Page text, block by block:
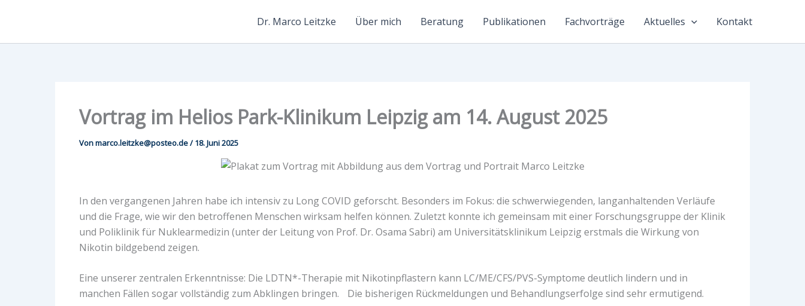
Dr. Marco Leitzke Über mich Beratung Publikationen Fachvorträge Aktuelles Kontakt
Vortrag im Helios Park-Klinikum Leipzig am 14. August 2025
Vonmarco.leitzke@posteo.de/18. Juni 2025
In den vergangenen Jahren habe ich intensiv zu Long COVID geforscht. Besonders im Fokus: die schwerwiegenden, langanhaltenden Verläufe
und die Frage, wie wir den betroffenen Menschen wirksam helfen können. Zuletzt konnte ich gemeinsam mit einer Forschungsgruppe der Klinik
und Poliklinik für Nuklearmedizin (unter der Leitung von Prof. Dr. Osama Sabri) am Universitätsklinikum Leipzig erstmals die Wirkung von
Nikotin bildgebend zeigen.
Eine unserer zentralen Erkenntnisse: Die LDTN*-Therapie mit Nikotinpflastern kann LC/ME/CFS/PVS-Symptome deutlich lindern und in
manchen Fällen sogar vollständig zum Abklingen bringen. Die bisherigen Rückmeldungen und Behandlungserfolge sind sehr ermutigend.